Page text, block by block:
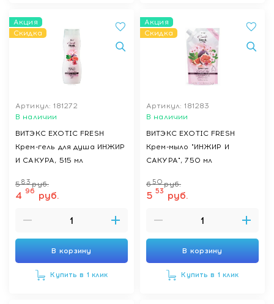
Акция
Скидка
Артикул: 181272
В наличии
ВИТЭКС EXOTIC FRESH
Крем-гель для душа ИНЖИР
И САКУРА, 515 мл
583 руб.
4 96 руб.
В корзину
Купить в 1 клик
Акция
Скидка
Артикул: 181283
В наличии
ВИТЭКС EXOTIC FRESH
Крем-мыло "ИНЖИР И
САКУРА", 750 мл
650 руб.
5 53 руб.
В корзину
Купить в 1 клик